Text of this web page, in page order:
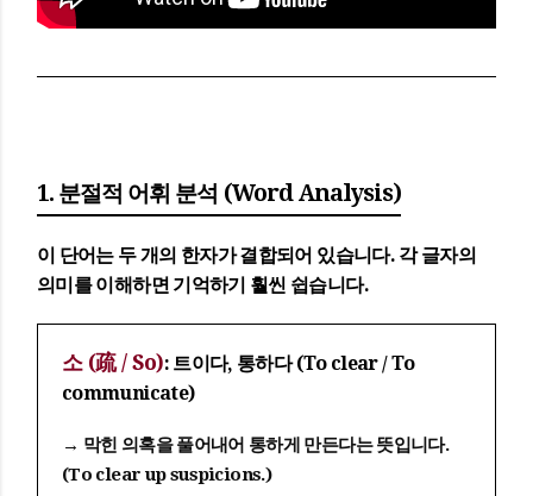
1. 분절적 어휘 분석 (Word Analysis)
이 단어는 두 개의 한자가 결합되어 있습니다. 각 글자의
의미를 이해하면 기억하기 훨씬 쉽습니다.
소 (疏 / So): 트이다, 통하다 (To clear / To
communicate)
→ 막힌 의혹을 풀어내어 통하게 만든다는 뜻입니다.
(To clear up suspicions.)